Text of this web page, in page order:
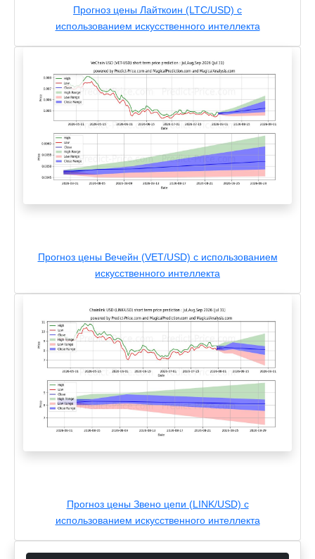
Прогноз цены Лайткоин (LTC/USD) с
использованием искусственного интеллекта
Прогноз цены Вечейн (VET/USD) с использованием
искусственного интеллекта
Прогноз цены Звено цепи (LINK/USD) с
использованием искусственного интеллекта